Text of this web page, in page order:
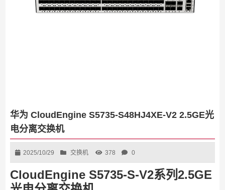
华为 CloudEngine S5735-S48HJ4XE-V2 2.5GE光
电分离交换机
2025/10/29 交换机 378 0
CloudEngine S5735-S-V2系列2.5GE